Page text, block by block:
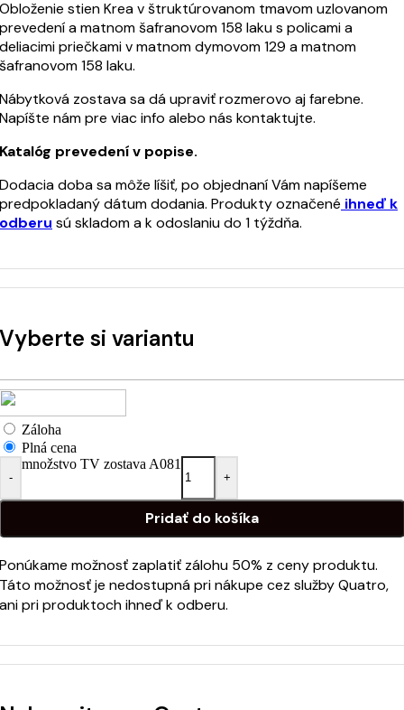
Obloženie stien Krea v štruktúrovanom tmavom uzlovanom
prevedení a matnom šafranovom 158 laku s policami a
deliacimi priečkami v matnom dymovom 129 a matnom
šafranovom 158 laku.
Nábytková zostava sa dá upraviť rozmerovo aj farebne.
Napíšte nám pre viac info alebo nás kontaktujte.
Katalóg prevedení v popise.
Dodacia doba sa môže líšiť, po objednaní Vám napíšeme
predpokladaný dátum dodania. Produkty označené ihneď k
odberu sú skladom a k odoslaniu do 1 týždňa.
Vyberte si variantu
Záloha
Plná cena
-
množstvo TV zostava A081
+
Pridať do košíka
Ponúkame možnosť zaplatiť zálohu 50% z ceny produktu.
Táto možnosť je nedostupná pri nákupe cez služby Quatro,
ani pri produktoch ihneď k odberu.